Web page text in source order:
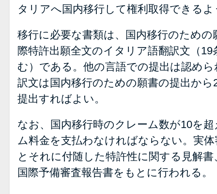
タリアへ国内移行して権利取得できる
移行に必要な書類は、国内移行のため
際特許出願全文のイタリア語翻訳文（
む）である。他の言語での提出は認め
訳文は国内移行のための願書の提出か
提出すればよい。
なお、国内移行時のクレーム数が10を
ム料金を支払わなければならない。実
とそれに付随した特許性に関する見解
国際予備審査報告書をもとに行われる。